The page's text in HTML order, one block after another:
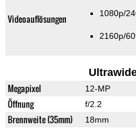
Videoauflösungen 1080p/
2160p/
Megapixel 12-MP
Öffnung f/2.2
Brennweite (35mm) 18mm